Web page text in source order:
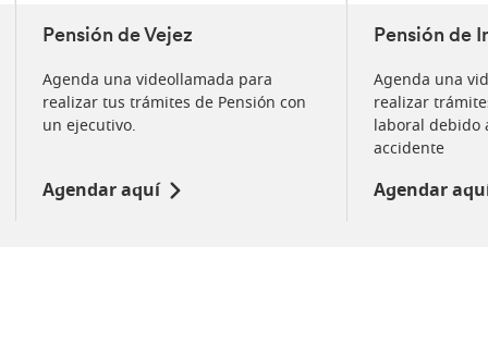
Pensión de Vejez
Agenda una videollamada para
realizar tus trámites de Pensión con
un ejecutivo.
Agendar aquí
Pensión de
Agenda una
realizar
laboral debido
accidente
Agendar